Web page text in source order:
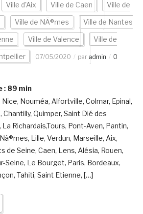
Ville d'Aix Ville de Caen Ville de
Ville de NÃ®mes Ville de Nantes
Ville de Valence Ville de
07/05/2020 par admin
0
: 89 min
Nouméa, Alfortville, Colmar, Epinal,
Quimper, Saint Dié des
Richardais,Tours, Pont-Aven, Pantin,
Lille, Verdun, Marseille, Aix,
de Seine, Caen, Lens, Alésia, Rouen,
Seine, Le Bourget, Paris, Bordeaux,
Tahiti, Saint Etienne, […]